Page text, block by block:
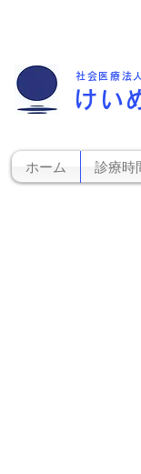
社会医療法
けい
ホーム 診療時